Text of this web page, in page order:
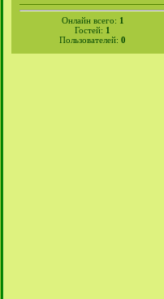
Онлайн всего: 1
Гостей: 1
Пользователей: 0